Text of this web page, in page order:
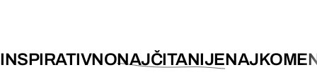
INSPIRATIVNONAJČITANIJE